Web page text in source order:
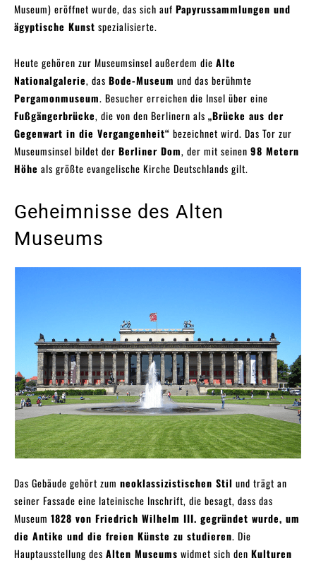
Museum) eröffnet wurde, das sich auf Papyrussammlungen und
ägyptische Kunst spezialisierte.
Heute gehören zur Museumsinsel außerdem die Alte
Nationalgalerie, das Bode-Museum und das berühmte
Pergamonmuseum. Besucher erreichen die Insel über eine
Fußgängerbrücke, die von den Berlinern als „Brücke aus der
Gegenwart in die Vergangenheit“ bezeichnet wird. Das Tor zur
Museumsinsel bildet der Berliner Dom, der mit seinen 98 Metern
Höhe als größte evangelische Kirche Deutschlands gilt.
Geheimnisse des Alten
Museums
Das Gebäude gehört zum neoklassizistischen Stil und trägt an
seiner Fassade eine lateinische Inschrift, die besagt, dass das
Museum 1828 von Friedrich Wilhelm III. gegründet wurde, um
die Antike und die freien Künste zu studieren. Die
Hauptausstellung des Alten Museums widmet sich den Kulturen